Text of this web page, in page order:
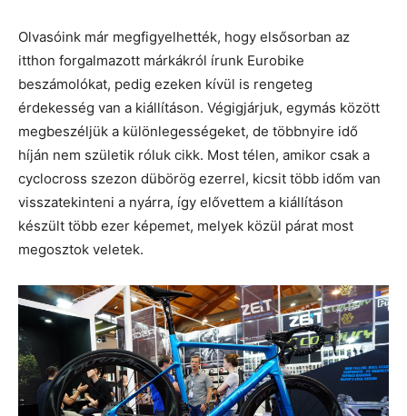
Olvasóink már megfigyelhették, hogy elsősorban az
itthon forgalmazott márkákról írunk Eurobike
beszámolókat, pedig ezeken kívül is rengeteg
érdekesség van a kiállításon. Végigjárjuk, egymás között
megbeszéljük a különlegességeket, de többnyire idő
híján nem születik róluk cikk. Most télen, amikor csak a
cyclocross szezon dübörög ezerrel, kicsit több időm van
visszatekinteni a nyárra, így elővettem a kiállításon
készült több ezer képemet, melyek közül párat most
megosztok veletek.